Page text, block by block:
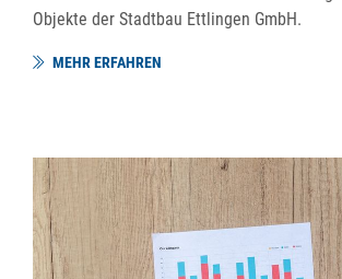
Objekte der Stadtbau Ettlingen GmbH.
MEHR ERFAHREN